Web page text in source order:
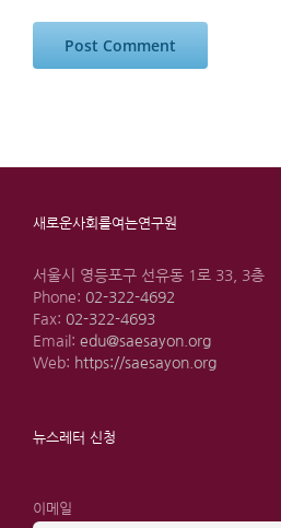
새로운사회를여는연구원
서울시 영등포구 선유동 1로 33, 3층
Phone: 02-322-4692
Fax: 02-322-4693
Email: edu@saesayon.org
Web: https://saesayon.org
뉴스레터 신청
이메일